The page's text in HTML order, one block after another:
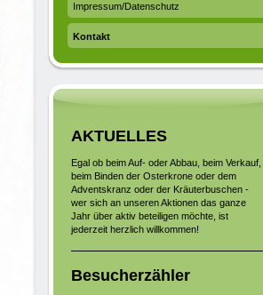
Impressum/Datenschutz
Kontakt
AKTUELLES
Egal ob beim Auf- oder Abbau, beim Verkauf,
beim Binden der Osterkrone oder dem
Adventskranz oder der Kräuterbuschen -
wer sich an unseren Aktionen das ganze
Jahr über aktiv beteiligen möchte, ist
jederzeit herzlich willkommen!
Besucherzähler